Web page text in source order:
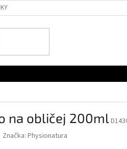
na obličej 200ml
Značka:Physionatura